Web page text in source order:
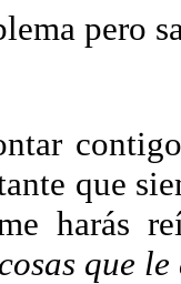
pero
que
harás
que